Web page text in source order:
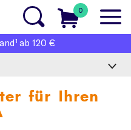
0
1 ab 120 €
für Ihren